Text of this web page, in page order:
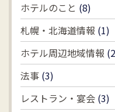
ホテルのこと (8)
札幌・北海道情報 (1)
ホテル周辺地域情報
法事 (3)
レストラン・宴会 (3)